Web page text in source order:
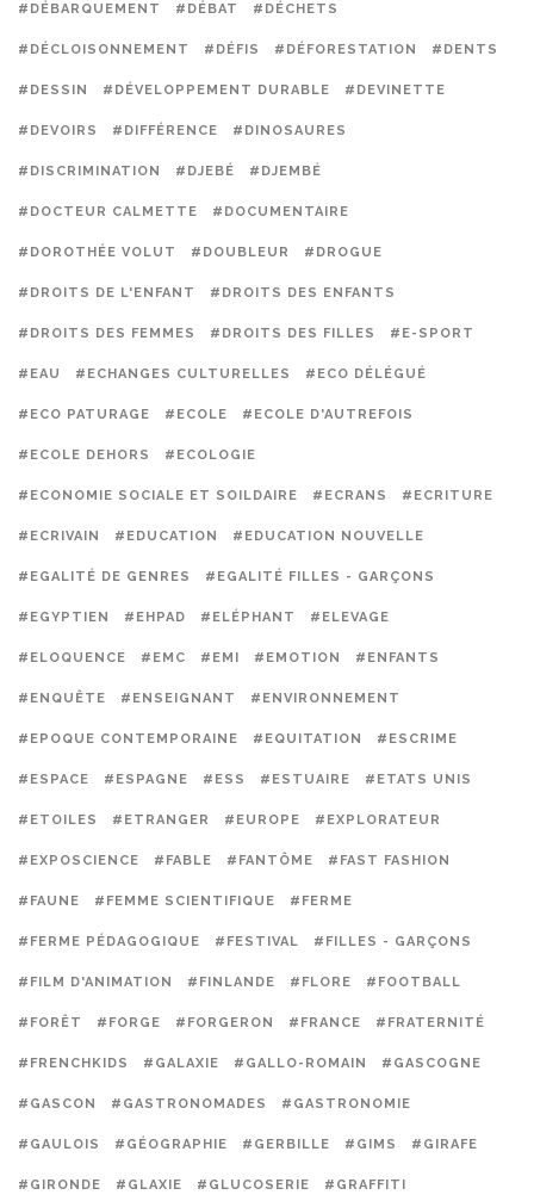
#DÉBARQUEMENT #DÉBAT #DÉCHETS
#DÉCLOISONNEMENT #DÉFIS #DÉFORESTATION #DENTS
#DESSIN #DÉVELOPPEMENT DURABLE #DEVINETTE
#DEVOIRS #DIFFÉRENCE #DINOSAURES
#DISCRIMINATION #DJEBÉ #DJEMBÉ
#DOCTEUR CALMETTE #DOCUMENTAIRE
#DOROTHÉE VOLUT #DOUBLEUR #DROGUE
#DROITS DE L'ENFANT #DROITS DES ENFANTS
#DROITS DES FEMMES #DROITS DES FILLES #E-SPORT
#EAU #ECHANGES CULTURELLES #ECO DÉLÉGUÉ
#ECO PATURAGE #ECOLE #ECOLE D'AUTREFOIS
#ECOLE DEHORS #ECOLOGIE
#ECONOMIE SOCIALE ET SOILDAIRE #ECRANS #ECRITURE
#ECRIVAIN #EDUCATION #EDUCATION NOUVELLE
#EGALITÉ DE GENRES #EGALITÉ FILLES - GARÇONS
#EGYPTIEN #EHPAD #ELÉPHANT #ELEVAGE
#ELOQUENCE #EMC #EMI #EMOTION #ENFANTS
#ENQUÊTE #ENSEIGNANT #ENVIRONNEMENT
#EPOQUE CONTEMPORAINE #EQUITATION #ESCRIME
#ESPACE #ESPAGNE #ESS #ESTUAIRE #ETATS UNIS
#ETOILES #ETRANGER #EUROPE #EXPLORATEUR
#EXPOSCIENCE #FABLE #FANTÔME #FAST FASHION
#FAUNE #FEMME SCIENTIFIQUE #FERME
#FERME PÉDAGOGIQUE #FESTIVAL #FILLES - GARÇONS
#FILM D'ANIMATION #FINLANDE #FLORE #FOOTBALL
#FORÊT #FORGE #FORGERON #FRANCE #FRATERNITÉ
#FRENCHKIDS #GALAXIE #GALLO-ROMAIN #GASCOGNE
#GASCON #GASTRONOMADES #GASTRONOMIE
#GAULOIS #GÉOGRAPHIE #GERBILLE #GIMS #GIRAFE
#GIRONDE #GLAXIE #GLUCOSERIE #GRAFFITI